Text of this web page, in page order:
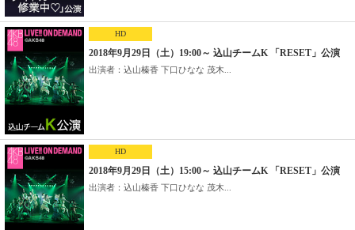
HD
2018年9月29日（土）19:00～ 込山チームK 「RESET」公演
出演者：込山榛香 下口ひなな 茂木...
HD
2018年9月29日（土）15:00～ 込山チームK 「RESET」公演
出演者：込山榛香 下口ひなな 茂木...